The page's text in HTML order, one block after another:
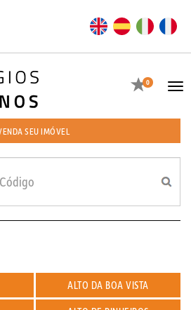
EN ES
Favoritos
0
SEU IMÓVEL
ALTO DA BOA VISTA